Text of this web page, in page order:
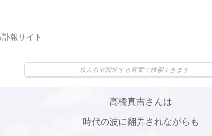
報サイト
高橋真吉さんは
時代の波に翻弄されながらも